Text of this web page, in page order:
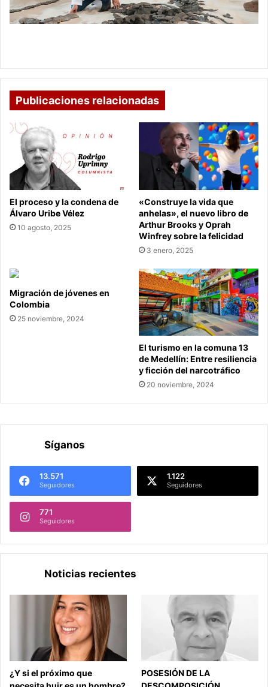
Cundinamarca
con
Publicaciones relacionadas
El proceso y la condena de
Álvaro Uribe Vélez
10 agosto, 2025
«Construye la vida que
anhelas», el nuevo libro de
Arthur Brooks y Oprah
Winfrey sobre la felicidad
3 enero, 2025
Migración de jóvenes en
Colombia
25 noviembre, 2024
El turismo en la comuna 13
de Medellín: Entre resiliencia
y ficción del narcotráfico
20 noviembre, 2024
Síganos
13.571
Seguidores
1.122
Seguidores
771
Seguidores
Noticias recientes
¿Y si el próximo que
POSESIÓN DE LA